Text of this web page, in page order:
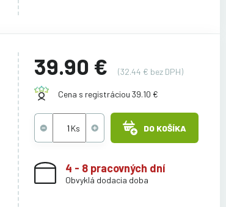
39.90 € (32.44 € bez DPH)
Cena s registráciou 39.10 €
DO KOŠÍKA
4 - 8 pracovných dní
Obvyklá dodacia doba